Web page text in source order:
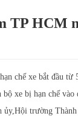
TP HCM
chế xe bắt đầu
bộ xe bị hạn chế
trường